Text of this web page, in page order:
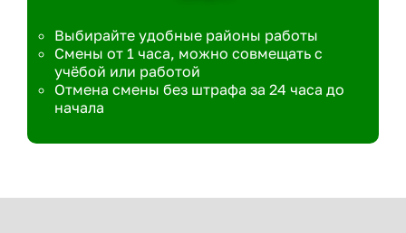
Выбирайте удобные районы работы
Смены от 1 часа, можно совмещать с
учёбой или работой
Отмена смены без штрафа за 24 часа до
начала